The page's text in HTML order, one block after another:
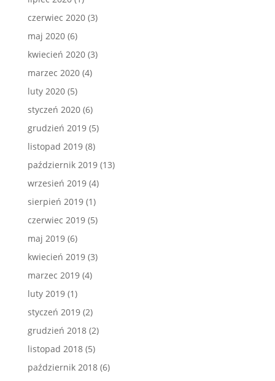
czerwiec 2020(3)
maj 2020(6)
kwiecień 2020(3)
marzec 2020(4)
luty 2020(5)
styczeń 2020(6)
grudzień 2019(5)
listopad 2019(8)
październik 2019(13)
wrzesień 2019(4)
sierpień 2019(1)
czerwiec 2019(5)
maj 2019(6)
kwiecień 2019(3)
marzec 2019(4)
luty 2019(1)
styczeń 2019(2)
grudzień 2018(2)
listopad 2018(5)
październik 2018(6)